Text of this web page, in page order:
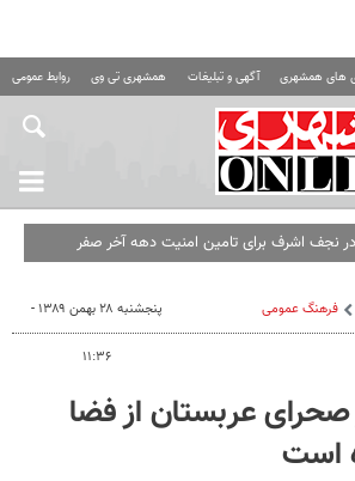
های همشهری آگهی و تبلیغات همشهری تی وی روابط عمومی
نجف اشرف برای تامین امنیت دهه آخر صفر
فرهنگ عمومی پنجشنبه ۲۸ بهمن ۱۳۸۹ -
۱۱:۳۶
صحرای عربستان از فضا
است